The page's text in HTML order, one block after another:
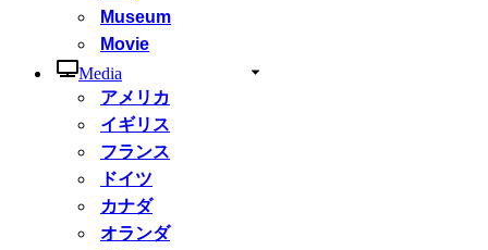
Museum
Movie
Media
アメリカ
イギリス
フランス
ドイツ
カナダ
オランダ